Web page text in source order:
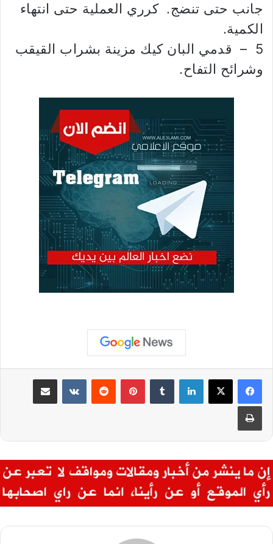
جانب حتى تنضج. كرري العملية حتى انتهاء
الكمية.
5 – قدمي البان كيك مزينة بشراب القيقب
وشرائح التفاح.
لينكدإن بينتيريست